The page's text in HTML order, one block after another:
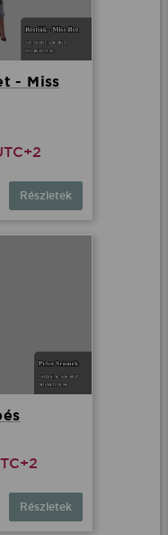
- Miss
Részletek
Részletek